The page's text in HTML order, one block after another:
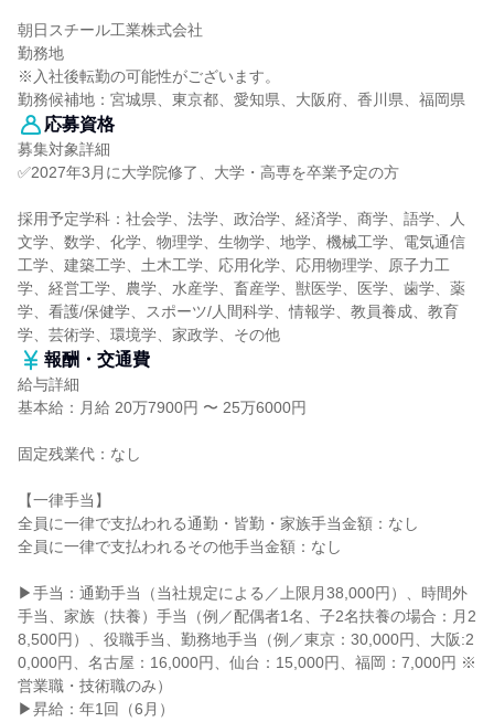
朝日スチール工業株式会社
勤務地
※入社後転勤の可能性がございます。
勤務候補地：宮城県、東京都、愛知県、大阪府、香川県、福岡県
応募資格
募集対象詳細
✅2027年3月に大学院修了、大学・高専を卒業予定の方
採用予定学科：社会学、法学、政治学、経済学、商学、語学、人
文学、数学、化学、物理学、生物学、地学、機械工学、電気通信
工学、建築工学、土木工学、応用化学、応用物理学、原子力工
学、経営工学、農学、水産学、畜産学、獣医学、医学、歯学、薬
学、看護/保健学、スポーツ/人間科学、情報学、教員養成、教育
学、芸術学、環境学、家政学、その他
報酬・交通費
給与詳細
基本給：月給 20万7900円 〜 25万6000円
固定残業代：なし
【一律手当】
全員に一律で支払われる通勤・皆勤・家族手当金額：なし
全員に一律で支払われるその他手当金額：なし
▶手当：通勤手当（当社規定による／上限月38,000円）、時間外
手当、家族（扶養）手当（例／配偶者1名、子2名扶養の場合：月2
8,500円）、役職手当、勤務地手当（例／東京：30,000円、大阪:2
0,000円、名古屋：16,000円、仙台：15,000円、福岡：7,000円 ※
営業職・技術職のみ）
▶昇給：年1回（6月）